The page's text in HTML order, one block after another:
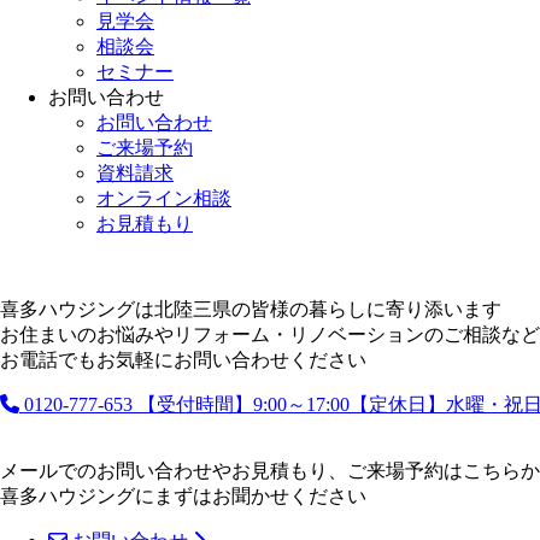
見学会
相談会
セミナー
お問い合わせ
お問い合わせ
ご来場予約
資料請求
オンライン相談
お見積もり
喜多ハウジングは北陸三県の皆様の暮らしに寄り添います
お住まいのお悩みやリフォーム・リノベーションのご相談など
お電話でもお気軽にお問い合わせください
0120-777-653 【受付時間】9:00～17:00【定休日】水曜・祝
メールでのお問い合わせやお見積もり、ご来場予約はこちら
喜多ハウジングにまずはお聞かせください